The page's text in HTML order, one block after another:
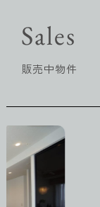
Sales
販売中物件